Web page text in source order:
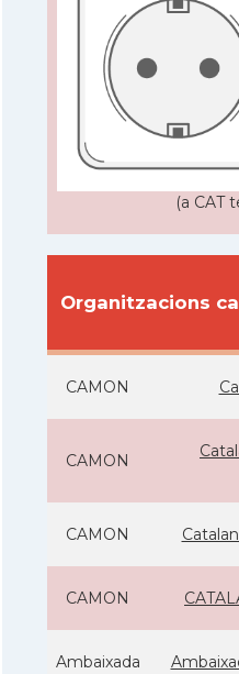
(a CAT
Organitzacions
CAMON
CAMON
CAMON
CAMON
Ambaixada